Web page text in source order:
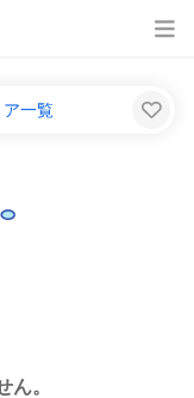
一覧
ん。